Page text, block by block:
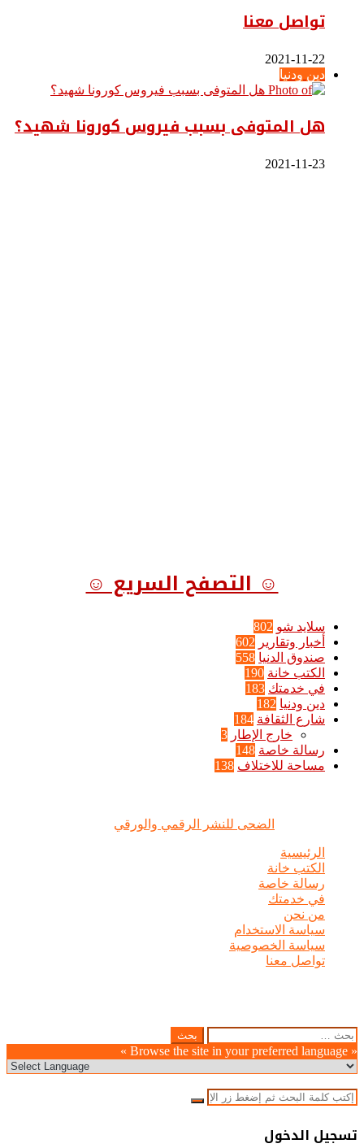
تواصل معنا
2021-11-22
دين ودنيا
هل المتوفى بسبب فيروس كورونا شهيد؟
2021-11-23
☺ التصفح السريع ☺
سلايد شو 802
أخبار وتقارير 602
صندوق الدنيا 558
الكتب خانة 190
في خدمتك 183
دين ودنيا 182
شارع الثقافة 184
خارج الإطار 3
رسالة خاصة 148
مساحة للاختلاف 138
الضحى للنشر الرقمي والورقي
الرئيسية
الكتب خانة
رسالة خاصة
في خدمتك
من نحن
سياسة الاستخدام
سياسة الخصوصية
تواصل معنا
الذهاب
إلى
الأعلى
إغلاق
البحث
عن:
« Browse the site in your preferred language »
إغلاق
بحث
إغلاق
تسجيل الدخول